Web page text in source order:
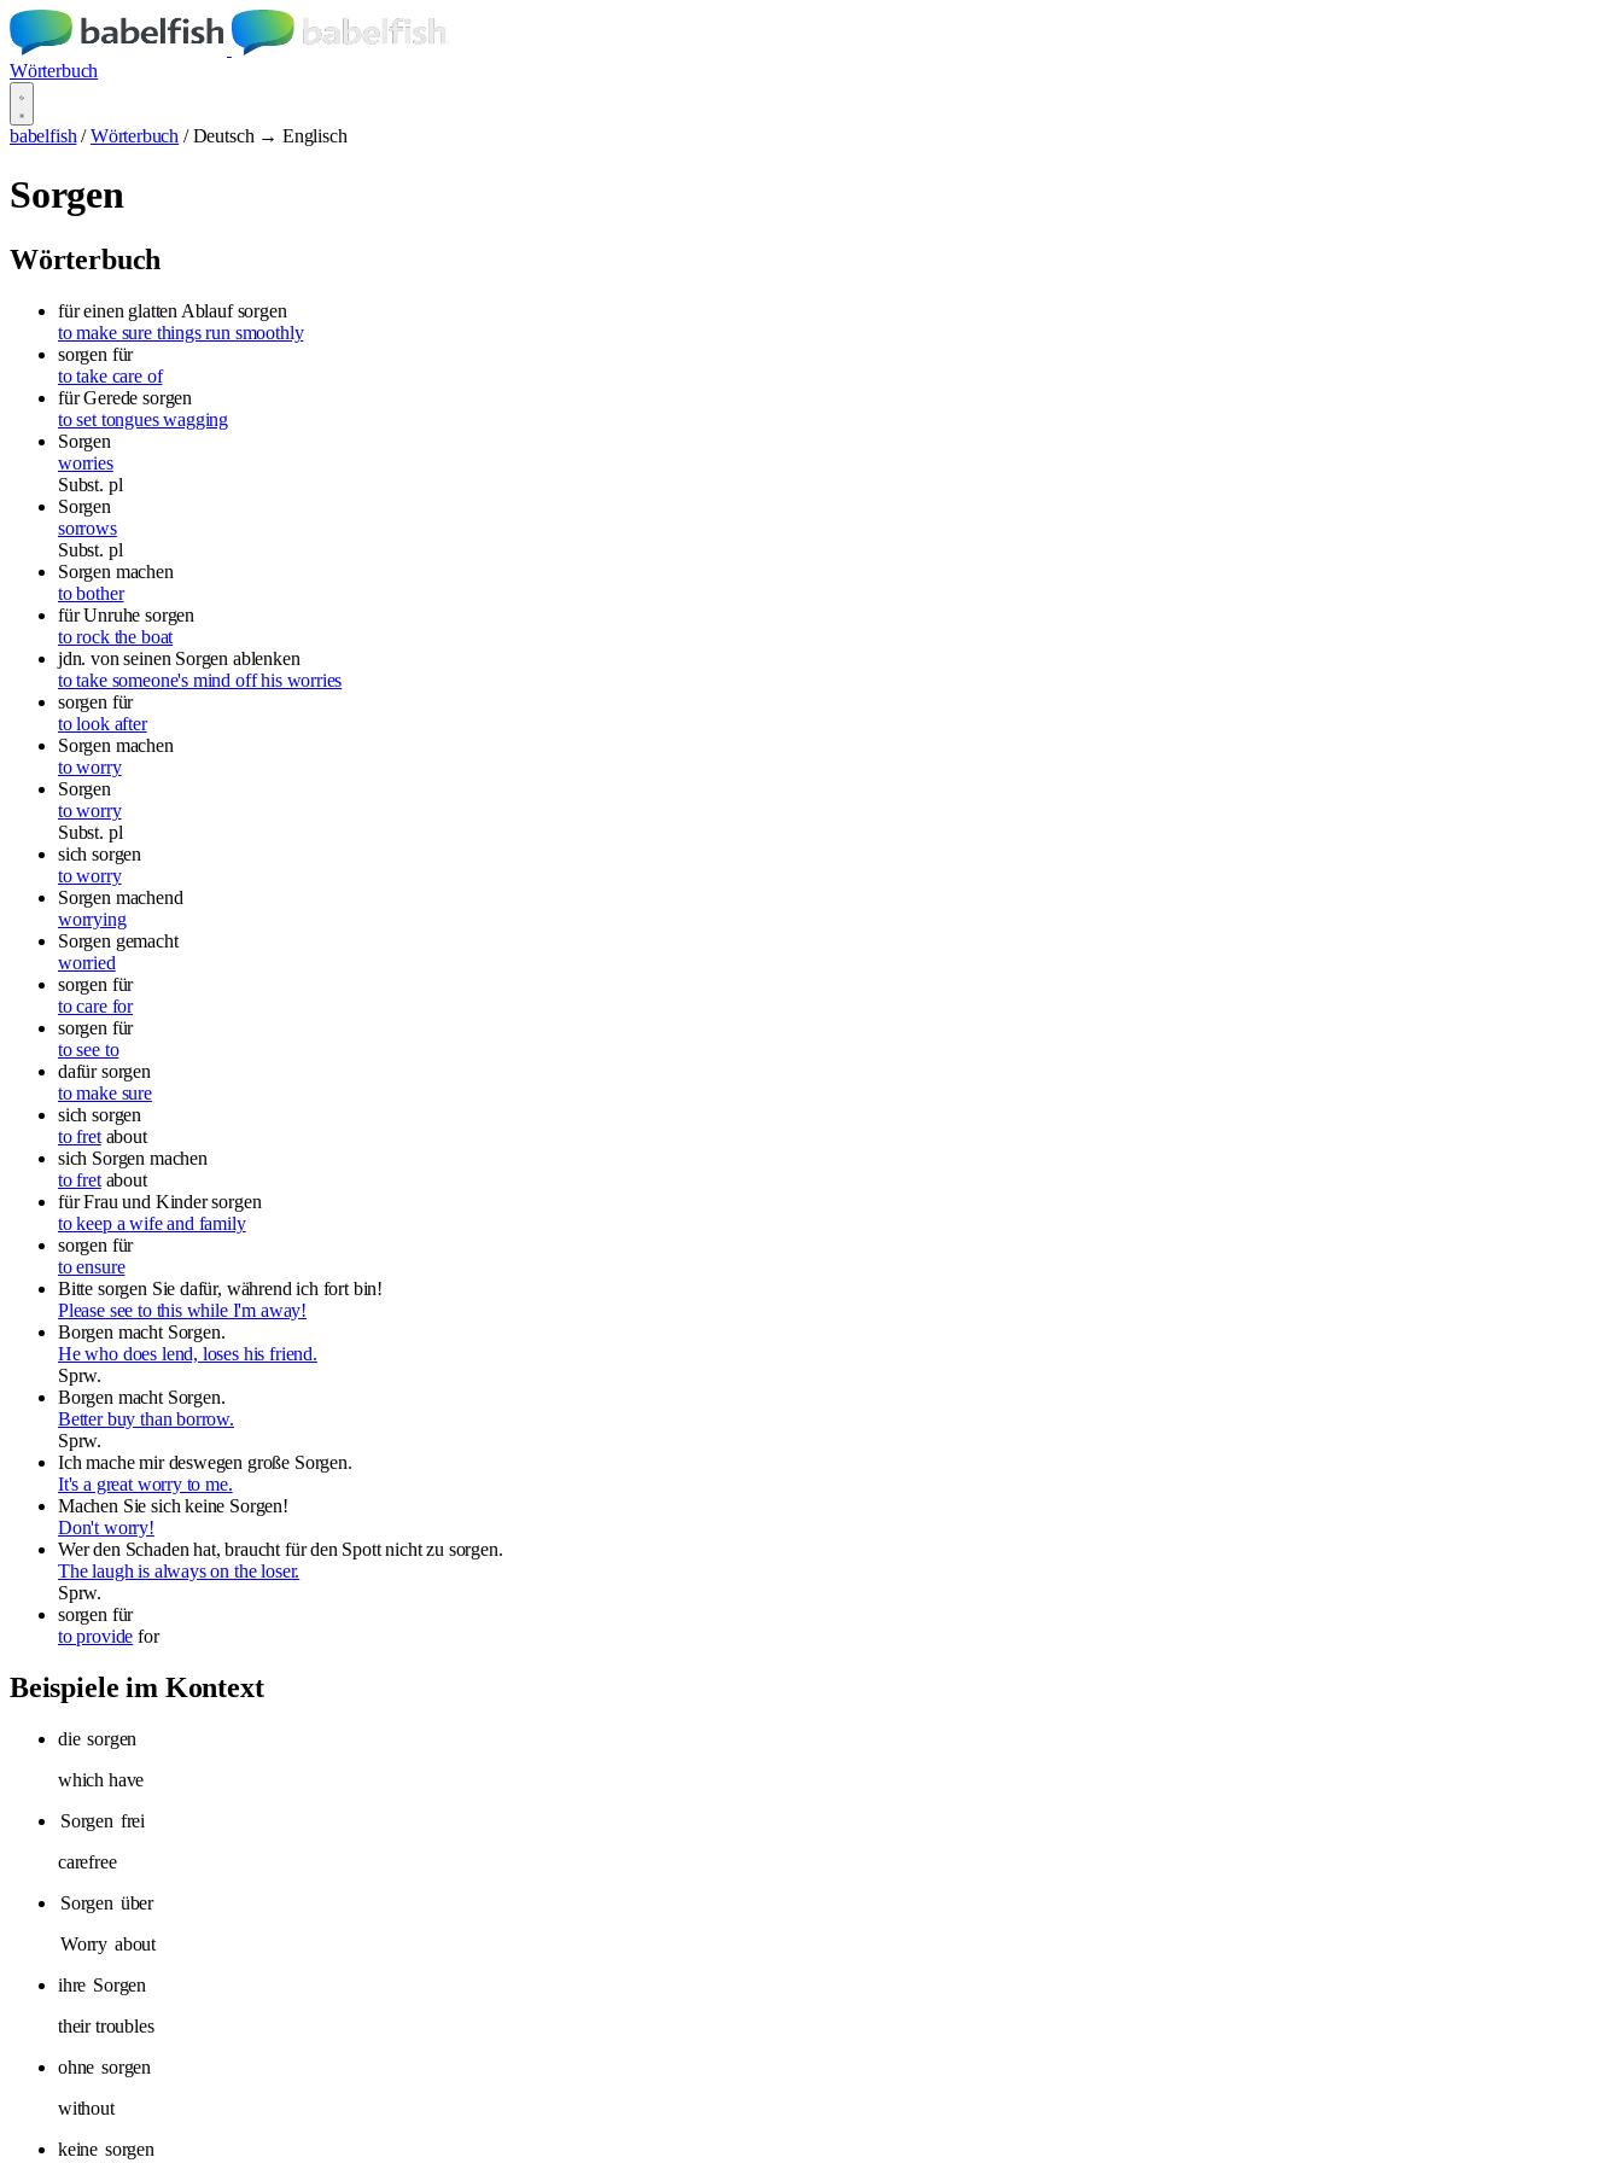
Wörterbuch
babelfish / Wörterbuch / Deutsch → Englisch
Sorgen
Wörterbuch
für einen glatten Ablauf sorgen
to make sure things run smoothly
sorgen für
to take care of
für Gerede sorgen
to set tongues wagging
Sorgen
worries
Subst. pl
Sorgen
sorrows
Subst. pl
Sorgen machen
to bother
für Unruhe sorgen
to rock the boat
jdn. von seinen Sorgen ablenken
to take someone's mind off his worries
sorgen für
to look after
Sorgen machen
to worry
Sorgen
to worry
Subst. pl
sich sorgen
to worry
Sorgen machend
worrying
Sorgen gemacht
worried
sorgen für
to care for
sorgen für
to see to
dafür sorgen
to make sure
sich sorgen
to fret about
sich Sorgen machen
to fret about
für Frau und Kinder sorgen
to keep a wife and family
sorgen für
to ensure
Bitte sorgen Sie dafür, während ich fort bin!
Please see to this while I'm away!
Borgen macht Sorgen.
He who does lend, loses his friend.
Sprw.
Borgen macht Sorgen.
Better buy than borrow.
Sprw.
Ich mache mir deswegen große Sorgen.
It's a great worry to me.
Machen Sie sich keine Sorgen!
Don't worry!
Wer den Schaden hat, braucht für den Spott nicht zu sorgen.
The laugh is always on the loser.
Sprw.
sorgen für
to provide for
Beispiele im Kontext
die sorgen
which have
Sorgen frei
carefree
Sorgen über
Worry about
ihre Sorgen
their troubles
ohne sorgen
without
keine sorgen